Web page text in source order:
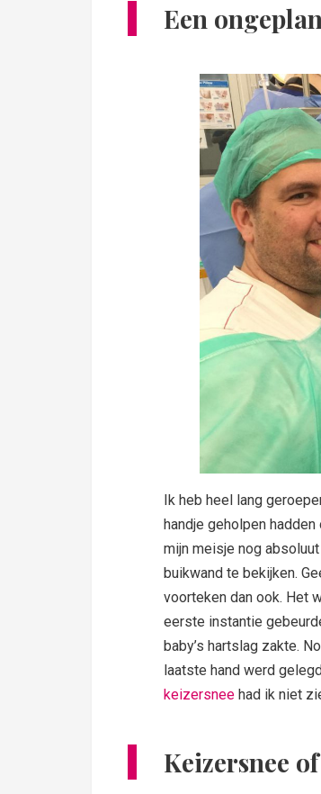
Een
Ik heb heel lang
handje geholpen
mijn meisje nog
buikwand te bekijken.
voorteken dan ook. Het
eerste instantie
baby’s hartslag zakte.
laatste hand werd
keizersnee had ik niet
Keizersnee